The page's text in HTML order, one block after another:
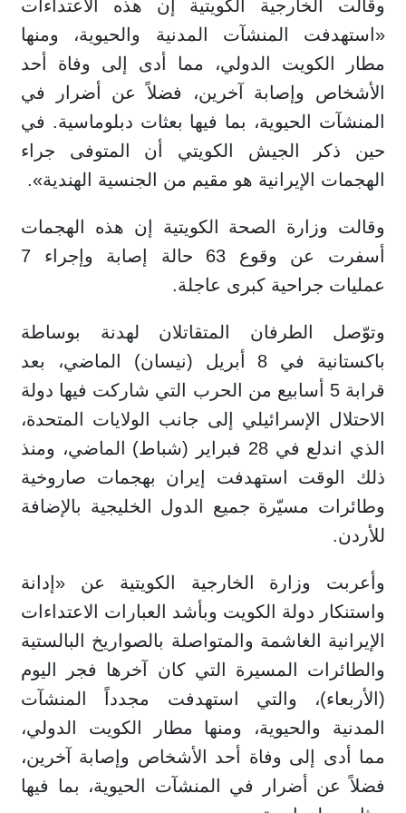
وقالت الخارجية الكويتية إن هذه الاعتداءات
«استهدفت المنشآت المدنية والحيوية، ومنها
مطار الكويت الدولي، مما أدى إلى وفاة أحد
الأشخاص وإصابة آخرين، فضلاً عن أضرار في
المنشآت الحيوية، بما فيها بعثات دبلوماسية. في
حين ذكر الجيش الكويتي أن المتوفى جراء
الهجمات الإيرانية هو مقيم من الجنسية الهندية».
وقالت وزارة الصحة الكويتية إن هذه الهجمات
أسفرت عن وقوع 63 حالة إصابة وإجراء 7
عمليات جراحية كبرى عاجلة.
وتوّصل الطرفان المتقاتلان لهدنة بوساطة
باكستانية في 8 أبريل (نيسان) الماضي، بعد
قرابة 5 أسابيع من الحرب التي شاركت فيها دولة
الاحتلال الإسرائيلي إلى جانب الولايات المتحدة،
الذي اندلع في 28 فبراير (شباط) الماضي، ومنذ
ذلك الوقت استهدفت إيران بهجمات صاروخية
وطائرات مسيّرة جميع الدول الخليجية بالإضافة
للأردن.
وأعربت وزارة الخارجية الكويتية عن «إدانة
واستنكار دولة الكويت وبأشد العبارات الاعتداءات
الإيرانية الغاشمة والمتواصلة بالصواريخ البالستية
والطائرات المسيرة التي كان آخرها فجر اليوم
(الأربعاء)، والتي استهدفت مجدداً المنشآت
المدنية والحيوية، ومنها مطار الكويت الدولي،
مما أدى إلى وفاة أحد الأشخاص وإصابة آخرين،
فضلاً عن أضرار في المنشآت الحيوية، بما فيها